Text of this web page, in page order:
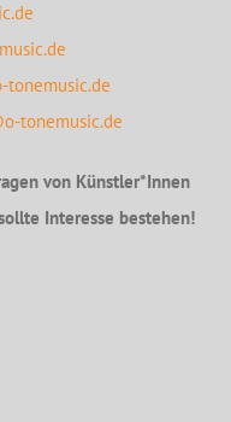
tonemusic.de
tonemusic.de
von Künstler*Innen
Interesse bestehen!